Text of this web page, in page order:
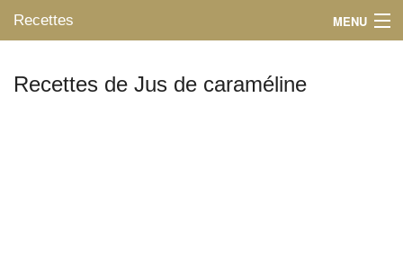
Recettes MENU
Recettes de Jus de caraméline